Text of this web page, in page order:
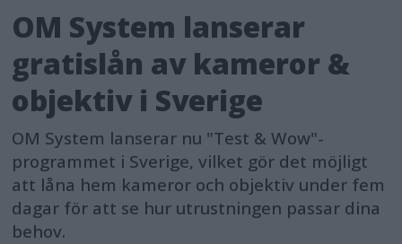
OM System lanserar
gratislån av kameror &
objektiv i Sverige
OM System lanserar nu "Test & Wow"-
programmet i Sverige, vilket gör det möjligt
att låna hem kameror och objektiv under fem
dagar för att se hur utrustningen passar dina
behov.